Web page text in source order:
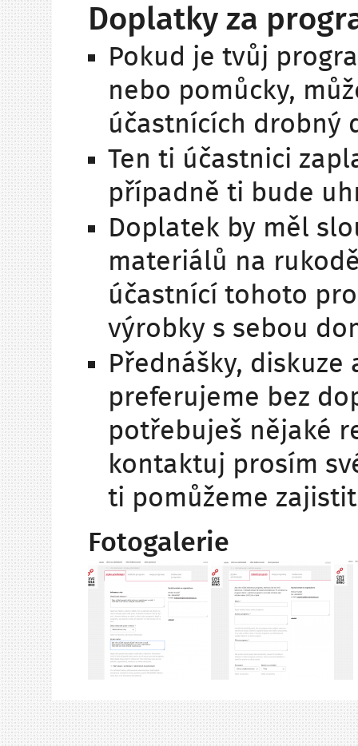
Doplatky za
Pokud je tvůj
nebo pomůcky,
účastnících drobný
Ten ti účastnici
případně ti bude
Doplatek by měl
materiálů na
účastnící tohoto
výrobky s sebou
Přednášky,
preferujeme bez
potřebuješ nějaké
kontaktuj prosím
ti pomůžeme
Fotogalerie